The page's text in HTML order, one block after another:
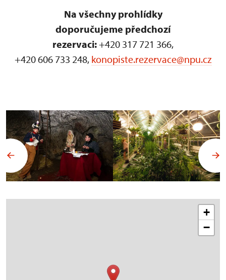
Na všechny prohlídky
doporučujeme předchozí
rezervaci:+420 317 721 366,
+420 606 733 248, konopiste.rezervace@npu.cz
+
−